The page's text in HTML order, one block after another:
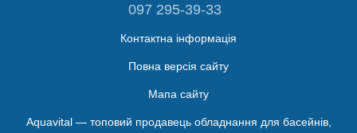
097 295-39-33
Контактна інформація
Повна версія сайту
Мапа сайту
Aquavital — топовий продавець обладнання для басейнів,